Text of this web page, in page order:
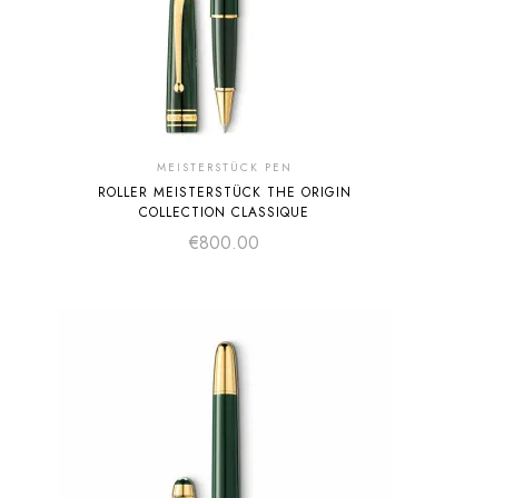
MEISTERSTÜCK PEN
ROLLER MEISTERSTÜCK THE ORIGIN
COLLECTION CLASSIQUE
€800.00